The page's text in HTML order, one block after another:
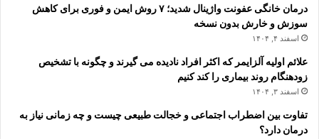
درمان خانگی عفونت واژینال شدید؛ ۷ روش ایمن و فوری برای کاهش
سوزش و خارش بدون نسخه
اسفند ۴, ۱۴۰۴
علائم اولیه آلزایمر که اکثر افراد نادیده می گیرند و چگونه با تشخیص
زودهنگام روند بیماری را کند کنیم
اسفند ۳, ۱۴۰۴
تفاوت بین اضطراب اجتماعی و خجالت طبیعی چیست و چه زمانی نیاز به
درمان دارد؟